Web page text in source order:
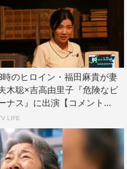
来店いただくお客様の心
しか存在しない、心地よ
す。 ぜひ、ご覧くださ
砂 コメント
になりました。誰もが自
マスター、シェリー。そ
さんに 魅力的に演じて
時のヒロイン・福田麻貴が妻
木聡×吉高由里子『危険なビ
ナス』に出演【コメント...
LIFE